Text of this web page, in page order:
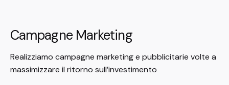
Campagne Marketing
Realizziamo campagne marketing e pubblicitarie volte a
massimizzare il ritorno sull’investimento